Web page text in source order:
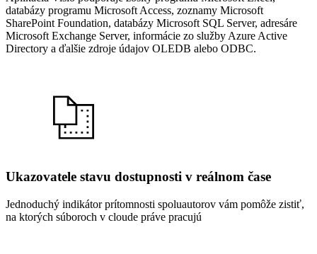
databázy programu Microsoft Access, zoznamy Microsoft
SharePoint Foundation, databázy Microsoft SQL Server, adresáre
Microsoft Exchange Server, informácie zo služby Azure Active
Directory a ďalšie zdroje údajov OLEDB alebo ODBC.
Ukazovatele stavu dostupnosti v reálnom čase
Jednoduchý indikátor prítomnosti spoluautorov vám pomôže zistiť,
na ktorých súboroch v cloude práve pracujú